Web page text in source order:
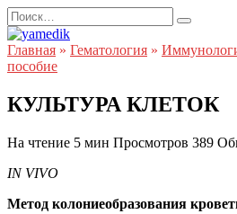
Перейти
к
содержанию
Search
for:
Главная » Гематология »
пособие
КУЛЬТУРА КЛЕТОК
На чтение 5 мин Просмотров 389
IN VIVO
Метод колониеобразования